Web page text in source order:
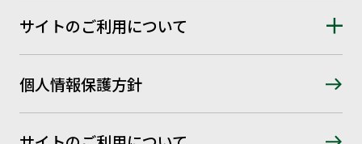
サイトのご利用について
個人情報保護方針